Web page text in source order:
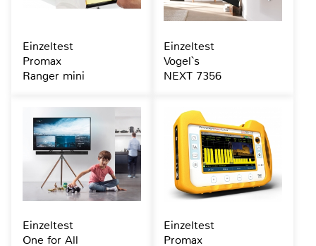
Einzeltest
Promax
Ranger mini
Einzeltest
Vogel`s
NEXT 7356
Einzeltest
One for All
Einzeltest
Promax